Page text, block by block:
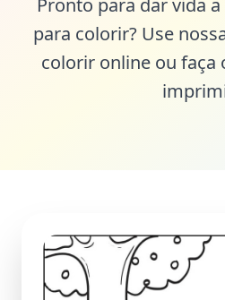
Pronto para dar vida
para colorir? Use
colorir online ou faça